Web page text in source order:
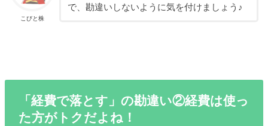
こびと株
で、勘違いしないように気を付けましょう♪
「経費で落とす」の勘違い②経費は使っ
た方がトクだよね！